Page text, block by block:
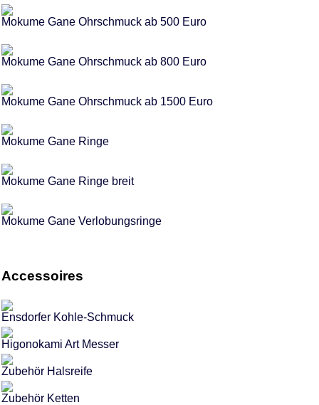
Mokume Gane Ohrschmuck ab 500 Euro
Mokume Gane Ohrschmuck ab 800 Euro
Mokume Gane Ohrschmuck ab 1500 Euro
Mokume Gane Ringe
Mokume Gane Ringe breit
Mokume Gane Verlobungsringe
Accessoires
Ensdorfer Kohle-Schmuck
Higonokami Art Messer
Zubehör Halsreife
Zubehör Ketten